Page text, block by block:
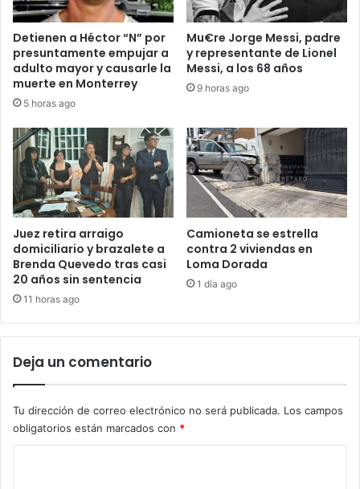
Detienen a Héctor “N” por
presuntamente empujar a
adulto mayor y causarle la
muerte en Monterrey
5 horas ago
Mu€re Jorge Messi, padre
y representante de Lionel
Messi, a los 68 años
9 horas ago
Juez retira arraigo
domiciliario y brazalete a
Brenda Quevedo tras casi
20 años sin sentencia
11 horas ago
Camioneta se estrella
contra 2 viviendas en
Loma Dorada
1 día ago
Deja un comentario
Tu dirección de correo electrónico no será publicada. Los campos
obligatorios están marcados con *